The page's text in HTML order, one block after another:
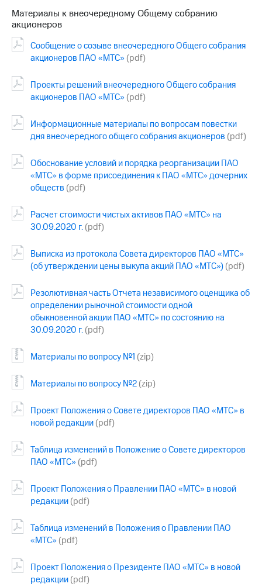
Регистратор
Реквизиты
развитие
деловая этика
Материалы к внеочередному Общему собранию
акционеров
Сообщение о созыве внеочередного Общего собрания
акционеров ПАО «МТС» (pdf)
Проекты решений внеочередного Общего собрания
акционеров ПАО «МТС» (pdf)
Информационные материалы по вопросам повестки
дня внеочередного общего собрания акционеров (pdf)
Обоснование условий и порядка реорганизации ПАО
«МТС» в форме присоединения к ПАО «МТС» дочерних
обществ (pdf)
Расчет стоимости чистых активов ПАО «МТС» на
30.09.2020 г.(pdf)
Выписка из протокола Совета директоров ПАО «МТС»
(об утверждении цены выкупа акций ПАО «МТС»)(pdf)
Резолютивная часть Отчета независимого оценщика об
определении рыночной стоимости одной
обыкновенной акции ПАО «МТС» по состоянию на
30.09.2020 г.(pdf)
Материалы по вопросу №1 (zip)
Материалы по вопросу №2(zip)
Проект Положения о Совете директоров ПАО «МТС» в
новой редакции(pdf)
Таблица изменений в Положение о Совете директоров
ПАО «МТС» (pdf)
Проект Положения о Правлении ПАО «МТС» в новой
редакции(pdf)
Таблица изменений в Положения о Правлении ПАО
«МТС» (pdf)
Проект Положения о Президенте ПАО «МТС» в новой
редакции(pdf)